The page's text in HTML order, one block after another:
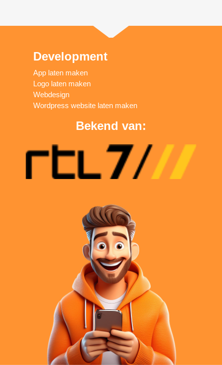
Development
App laten maken
Logo laten maken
Webdesign
Wordpress website laten maken
Bekend van: